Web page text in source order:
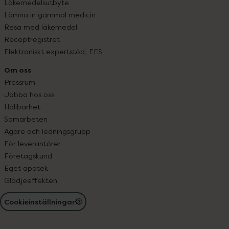
Läkemedelsutbyte
Lämna in gammal medicin
Resa med läkemedel
Receptregistret
Elektroniskt expertstöd, EES
Om oss
Pressrum
Jobba hos oss
Hållbarhet
Samarbeten
Ägare och ledningsgrupp
För leverantörer
Företagskund
Eget apotek
Glädjeeffekten
Cookieinställningar